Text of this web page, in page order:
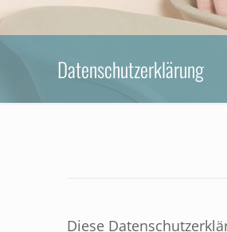
Datenschutzerklärung
Diese